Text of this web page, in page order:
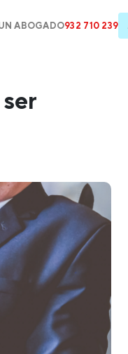
ABOGADO932 710 239